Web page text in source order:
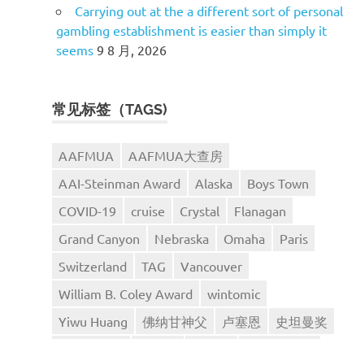
Carrying out at the a different sort of personal
gambling establishment is easier than simply it
seems 9 8 月, 2026
常见标签（TAGS)
AAFMUA
AAFMUA大查房
AAI-Steinman Award
Alaska
Boys Town
COVID-19
cruise Crystal
Flanagan
Grand Canyon
Nebraska Omaha
Paris
Switzerland
TAG
Vancouver
William B. Coley Award
wintomic
Yiwu Huang
佛纳甘神父 卢塞恩
史坦曼奖